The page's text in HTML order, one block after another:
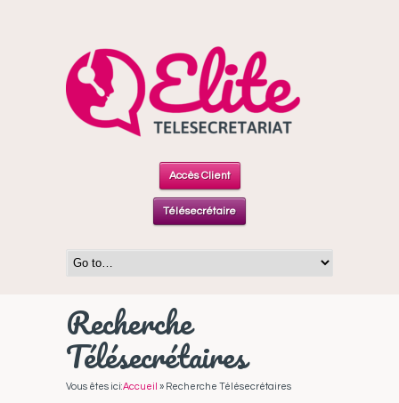
Accès Client
Télésecrétaire
Recherche
Télésecrétaires
Vous êtes ici:Accueil » Recherche Télésecrétaires